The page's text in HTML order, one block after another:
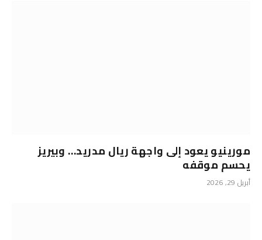
مورينيو يعود إلى واجهة ريال مدريد… وبيريز
يحسم موقفه
أبريل 29, 2026